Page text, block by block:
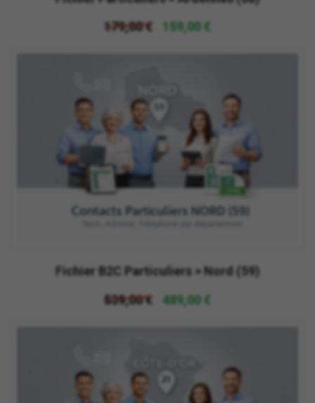
179,00 €
159,00 €
Fichier B2C Particuliers > Nord (59)
539,00 €
489,00 €